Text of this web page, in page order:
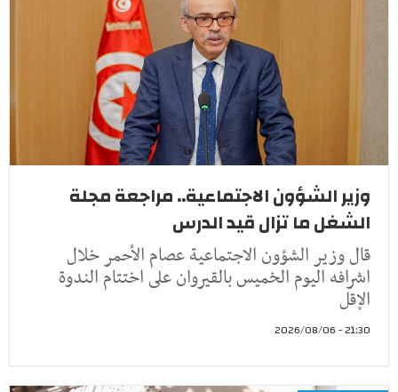
وزير الشؤون الاجتماعية.. مراجعة مجلة
الشغل ما تزال قيد الدرس
قال وزير الشؤون الاجتماعية عصام الأحمر خلال
اشرافه اليوم الخميس بالقيروان على اختتام الندوة
الإقل
21:30 - 2026/08/06